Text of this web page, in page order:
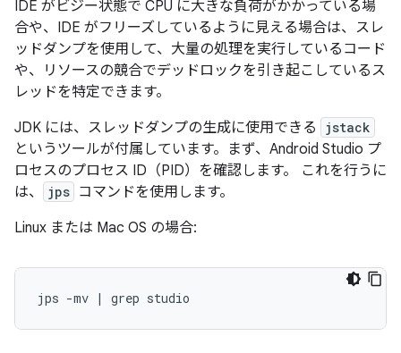
IDE がビジー状態で CPU に大きな負荷がかかっている場
合や、IDE がフリーズしているように見える場合は、スレ
ッドダンプを使用して、大量の処理を実行しているコード
や、リソースの競合でデッドロックを引き起こしているス
レッドを特定できます。
JDK には、スレッドダンプの生成に使用できる
jstack
というツールが付属しています。まず、Android Studio プ
ロセスのプロセス ID（PID）を確認します。 これを行うに
は、
jps コマンドを使用します。
Linux または Mac OS の場合: